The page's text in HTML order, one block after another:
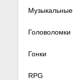
Музыкальные
Головоломки
Гонки
RPG